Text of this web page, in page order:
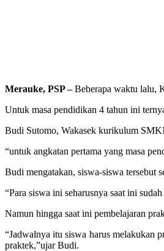
Merauke, PSP –Beberapa waktu lalu,
Untuk masa pendidikan 4 tahun ini
Budi Sutomo, Wakasek kurikulum
“untuk angkatan pertama yang masa
Budi mengatakan, siswa-siswa tersebut
“Para siswa ini seharusnya saat ini
Namun hingga saat ini pembelajaran
“Jadwalnya itu siswa harus melakukan
praktek,”ujar Budi.